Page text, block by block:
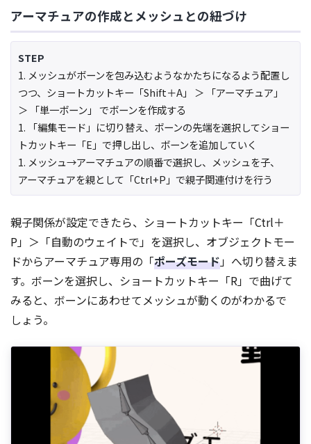
アーマチュアの作成とメッシュとの紐づけ
STEP
1. メッシュがボーンを包み込むようなかたちになるよう配置し
つつ、ショートカットキー「Shift＋A」 ＞ 「アーマチュア」
＞ 「単一ボーン」 でボーンを作成する
1. 「編集モード」に切り替え、ボーンの先端を選択してショー
トカットキー「E」で押し出し、ボーンを追加していく
1. メッシュ→アーマチュアの順番で選択し、メッシュを子、
アーマチュアを親として「Ctrl+P」で親子関連付けを行う
親子関係が設定できたら、ショートカットキー「Ctrl＋
P」＞「自動のウェイトで」を選択し、オブジェクトモー
ドからアーマチュア専用の「ポーズモード」へ切り替えま
す。ボーンを選択し、ショートカットキー「R」で曲げて
みると、ボーンにあわせてメッシュが動くのがわかるで
しょう。